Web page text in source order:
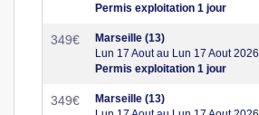
Permis exploitation 1 jour
349€
Marseille (13)
Lun 17 Aout au Lun 17 Aout 2026
Permis exploitation 1 jour
349€
Marseille (13)